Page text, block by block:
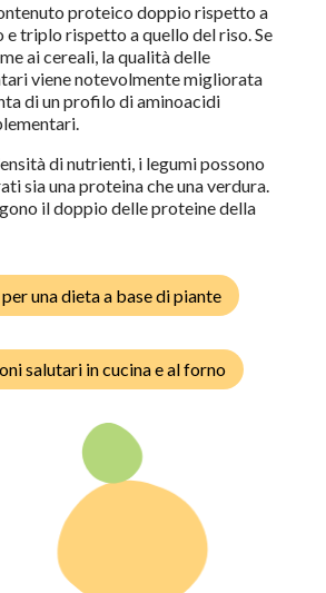
proteico doppio rispetto a
e triplo rispetto a quello del riso. Se
ai cereali, la qualità delle
viene notevolmente migliorata
di un profilo di aminoacidi
di nutrienti, i legumi possono
sia una proteina che una verdura.
il doppio delle proteine della
una dieta a base di piante
salutari in cucina e al forno